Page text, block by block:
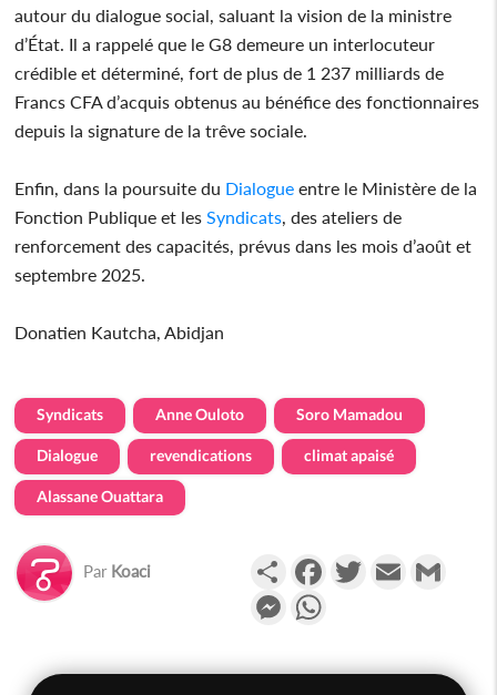
autour du dialogue social, saluant la vision de la ministre
d’État. Il a rappelé que le G8 demeure un interlocuteur
crédible et déterminé, fort de plus de 1 237 milliards de
Francs CFA d’acquis obtenus au bénéfice des fonctionnaires
depuis la signature de la trêve sociale.
Enfin, dans la poursuite du Dialogue entre le Ministère de la
Fonction Publique et lesSyndicats, des ateliers de
renforcement des capacités, prévus dans les mois d’août et
septembre 2025.
Donatien Kautcha, Abidjan
Syndicats Anne Ouloto Soro Mamadou
Dialogue revendications climat apaisé
Alassane Ouattara
Par Koaci PartagerFacebookTwitterEmail
Messenger